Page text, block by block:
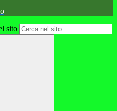
sito